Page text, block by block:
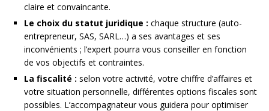
claire et convaincante.
Le choix du statut juridique : chaque structure (auto-
entrepreneur, SAS, SARL…) a ses avantages et ses
inconvénients ; l’expert pourra vous conseiller en fonction
de vos objectifs et contraintes.
La fiscalité : selon votre activité, votre chiffre d’affaires et
votre situation personnelle, différentes options fiscales sont
possibles. L’accompagnateur vous guidera pour optimiser